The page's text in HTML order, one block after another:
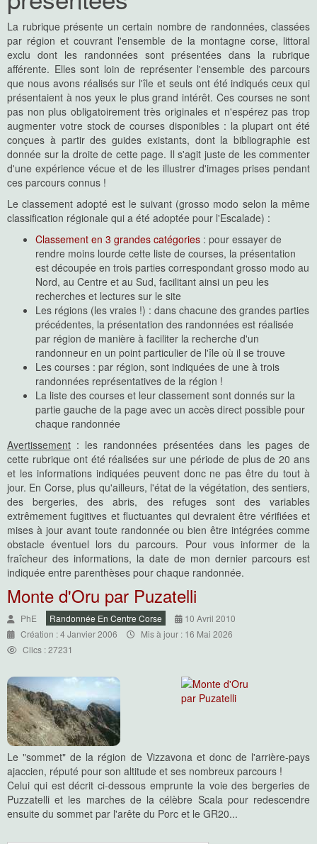
La rubrique présente un certain nombre de randonnées, classées
par région et couvrant l'ensemble de la montagne corse, littoral
exclu dont les randonnées sont présentées dans la rubrique
afférente. Elles sont loin de représenter l'ensemble des parcours
que nous avons réalisés sur l'île et seuls ont été indiqués ceux qui
présentaient à nos yeux le plus grand intérêt. Ces courses ne sont
pas non plus obligatoirement très originales et n'espérez pas trop
augmenter votre stock de courses disponibles : la plupart ont été
conçues à partir des guides existants, dont la bibliographie est
donnée sur la droite de cette page. Il s'agit juste de les commenter
d'une expérience vécue et de les illustrer d'images prises pendant
ces parcours connus !
Le classement adopté est le suivant (grosso modo selon la même
classification régionale qui a été adoptée pour l'Escalade) :
Classement en 3 grandes catégories : pour essayer de
rendre moins lourde cette liste de courses, la présentation
est découpée en trois parties correspondant grosso modo au
Nord, au Centre et au Sud, facilitant ainsi un peu les
recherches et lectures sur le site
Les régions (les vraies !) : dans chacune des grandes parties
précédentes, la présentation des randonnées est réalisée
par région de manière à faciliter la recherche d'un
randonneur en un point particulier de l'île où il se trouve
Les courses : par région, sont indiquées de une à trois
randonnées représentatives de la région !
La liste des courses et leur classement sont donnés sur la
partie gauche de la page avec un accès direct possible pour
chaque randonnée
Avertissement : les randonnées présentées dans les pages de
cette rubrique ont été réalisées sur une période de plus de 20 ans
et les informations indiquées peuvent donc ne pas être du tout à
jour. En Corse, plus qu'ailleurs, l'état de la végétation, des sentiers,
des bergeries, des abris, des refuges sont des variables
extrêmement fugitives et fluctuantes qui devraient être vérifiées et
mises à jour avant toute randonnée ou bien être intégrées comme
obstacle éventuel lors du parcours. Pour vous informer de la
fraîcheur des informations, la date de mon dernier parcours est
indiquée entre parenthèses pour chaque randonnée.
Monte d'Oru par Puzatelli
PhE Randonnée En Centre Corse
10 Avril 2010
Création : 4 Janvier 2006
Mis à jour : 16 Mai 2026
Clics : 27231
Le "sommet" de la région de Vizzavona et donc de l'arrière-pays
ajaccien, réputé pour son altitude et ses nombreux parcours !
Celui qui est décrit ci-dessous emprunte la voie des bergeries de
Puzzatelli et les marches de la célèbre Scala pour redescendre
ensuite du sommet par l'arête du Porc et le GR20...